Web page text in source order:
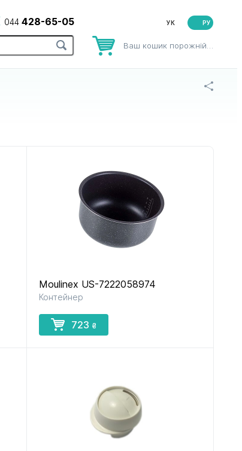
до зубних щіток до йогуртниць
до пилососів
РУ
044 428-65-05
Ваш кошик порожній…
Moulinex US-7222058974
Контейнер
723 ₴